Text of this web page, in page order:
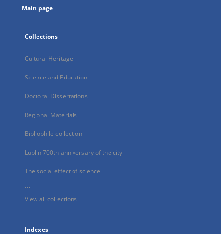
Main page
Collections
Cultural Heritage
Science and Education
Doctoral Dissertations
Regional Materials
Bibliophile collection
Lublin 700th anniversary of the city
The social effect of science
...
View all collections
Indexes